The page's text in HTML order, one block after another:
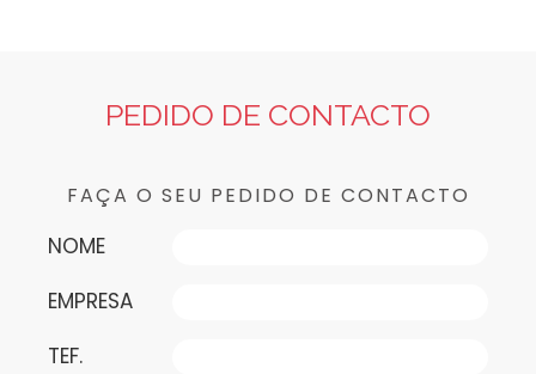
PEDIDO DE CONTACTO
FAÇA O SEU PEDIDO DE CONTACTO
NOME
EMPRESA
TEF.